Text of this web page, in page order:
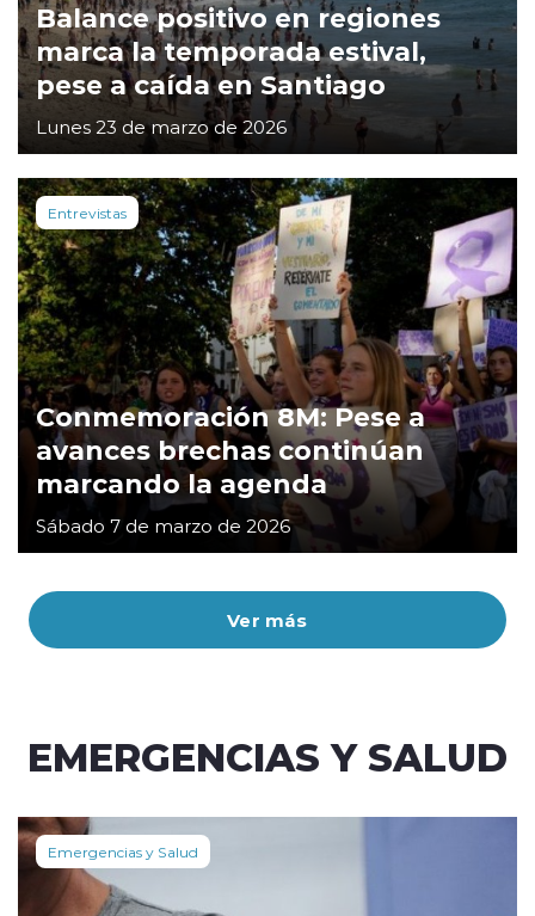
Ver más
Balance positivo en regiones
marca la temporada estival,
pese a caída en Santiago
Lunes 23 de marzo de 2026
Entrevistas
Conmemoración 8M: Pese a
avances brechas continúan
marcando la agenda
Sábado 7 de marzo de 2026
EMERGENCIAS Y SALUD
Emergencias y Salud